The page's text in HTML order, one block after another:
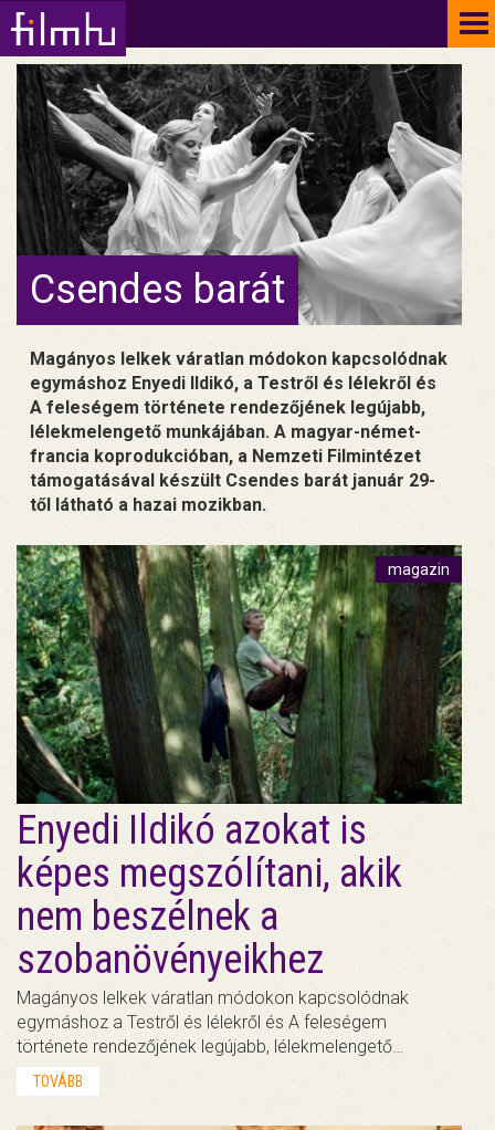
Csendes barát
Magányos lelkek váratlan módokon kapcsolódnak
egymáshoz Enyedi Ildikó, a Testről és lélekről és
A feleségem története rendezőjének legújabb,
lélekmelengető munkájában. A magyar-német-
francia koprodukcióban, a Nemzeti Filmintézet
támogatásával készült Csendes barát január 29-
től látható a hazai mozikban.
magazin
Enyedi Ildikó azokat is
képes megszólítani, akik
nem beszélnek a
szobanövényeikhez
Magányos lelkek váratlan módokon kapcsolódnak
egymáshoz a Testről és lélekről és A feleségem
története rendezőjének legújabb, lélekmelengető…
TOVÁBB